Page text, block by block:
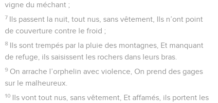
vigne du méchant ;
7 Ils passent la nuit, tout nus, sans vêtement, Ils n’ont point
de couverture contre le froid ;
8 Ils sont trempés par la pluie des montagnes, Et manquant
de refuge, ils saisissent les rochers dans leurs bras.
9 On arrache l’orphelin avec violence, On prend des gages
sur le malheureux.
10 Ils vont tout nus, sans vêtement, Et affamés, ils portent les